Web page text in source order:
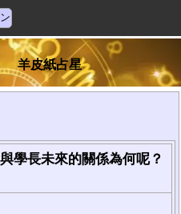
羊皮紙占星
學長未來的關係為何呢？